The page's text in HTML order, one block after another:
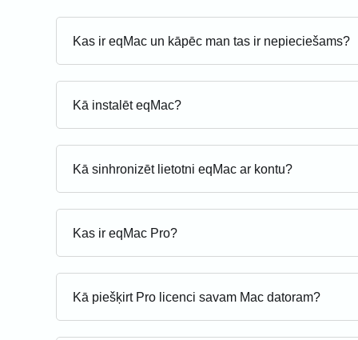
Kas ir eqMac un kāpēc man tas ir nepieciešams?
Kā instalēt eqMac?
Kā sinhronizēt lietotni eqMac ar kontu?
Kas ir eqMac Pro?
Kā piešķirt Pro licenci savam Mac datoram?